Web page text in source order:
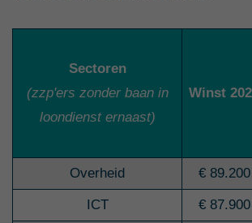
Sectoren
(zzp'ers zonder baan in
loondienst ernaast)
Winst
Overheid € 89.200
ICT € 87.900